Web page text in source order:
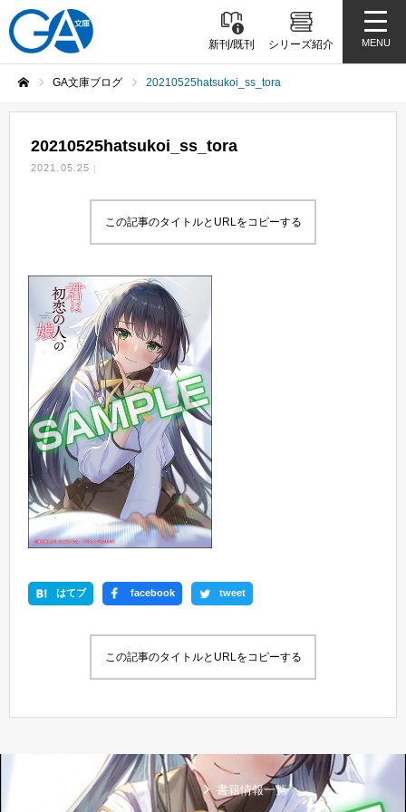
新刊/既刊 シリーズ紹介 MENU
GA文庫ブログ 20210525hatsukoi_ss_tora
20210525hatsukoi_ss_tora
2021.05.25
この記事のタイトルとURLをコピーする
はてブ facebook tweet
この記事のタイトルとURLをコピーする
書籍情報一覧